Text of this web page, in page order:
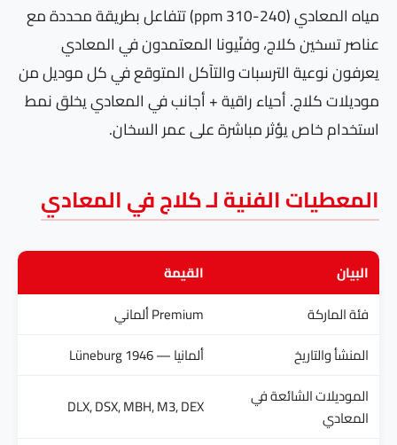
مياه المعادي (240-310 ppm) تتفاعل بطريقة محددة مع
عناصر تسخين كلاج، وفنّيونا المعتمدون في المعادي
يعرفون نوعية الترسبات والتآكل المتوقع في كل موديل من
موديلات كلاج. أحياء راقية + أجانب في المعادي يخلق نمط
استخدام خاص يؤثر مباشرة على عمر السخان.
المعطيات الفنية لـ كلاج في المعادي
البيان
القيمة
فئة الماركة
Premium ألماني
المنشأ والتاريخ
ألمانيا — Lüneburg 1946
الموديلات الشائعة في
المعادي
DLX, DSX, MBH, M3, DEX